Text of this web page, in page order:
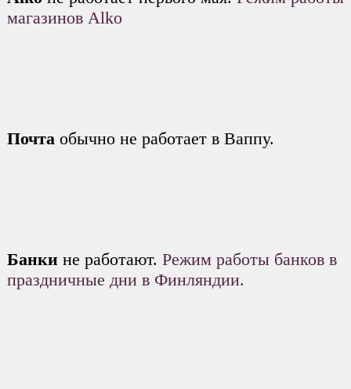
магазинов Alko
Почта обычно не работает в Ваппу.
Банки не работают. Режим работы банков в
праздничные дни в Финляндии.